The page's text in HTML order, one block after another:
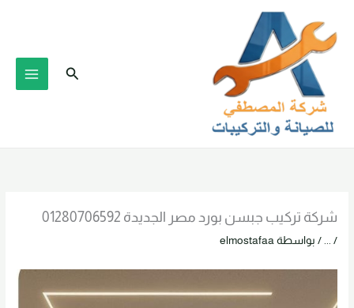
المحتوى
البحث
شركة تركيب جبسن بورد مصر الجديدة 01280706592
/ / بواسطة elmostafaa